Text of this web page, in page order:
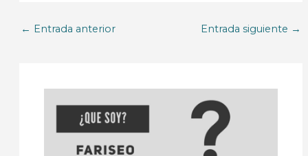
← Entrada anterior Entrada siguiente →